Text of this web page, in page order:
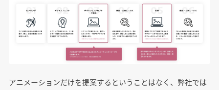
アニメーションだけを提案するということはなく、弊社では